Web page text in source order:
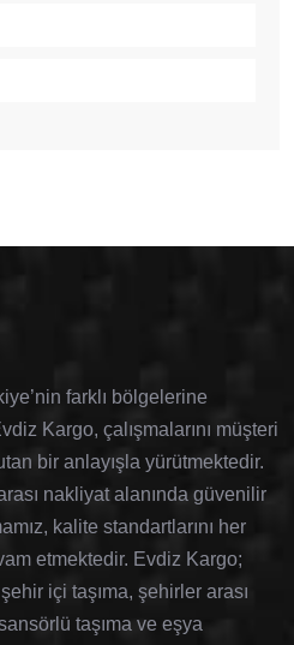
farklı bölgelerine
Kargo, çalışmalarını müşteri
bir anlayışla yürütmektedir.
nakliyat alanında güvenilir
kalite standartlarını her
etmektedir. Evdiz Kargo;
içi taşıma, şehirler arası
taşıma ve eşya